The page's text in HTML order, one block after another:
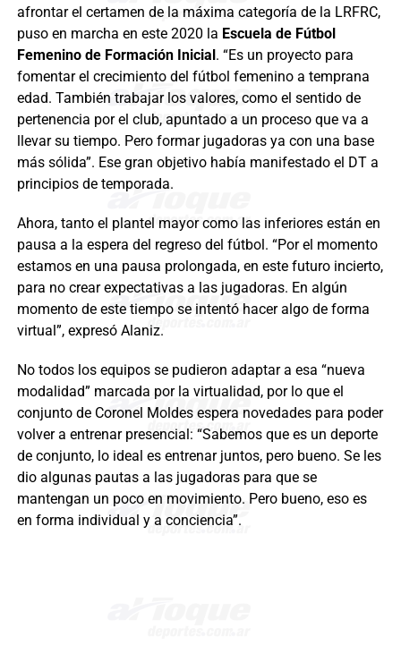
afrontar el certamen de la máxima categoría de la LRFRC,
puso en marcha en este 2020 la Escuela de Fútbol
Femenino de Formación Inicial. “Es un proyecto para
fomentar el crecimiento del fútbol femenino a temprana
edad. También trabajar los valores, como el sentido de
pertenencia por el club, apuntado a un proceso que va a
llevar su tiempo. Pero formar jugadoras ya con una base
más sólida”. Ese gran objetivo había manifestado el DT a
principios de temporada.
Ahora, tanto el plantel mayor como las inferiores están en
pausa a la espera del regreso del fútbol. “Por el momento
estamos en una pausa prolongada, en este futuro incierto,
para no crear expectativas a las jugadoras. En algún
momento de este tiempo se intentó hacer algo de forma
virtual”, expresó Alaniz.
No todos los equipos se pudieron adaptar a esa “nueva
modalidad” marcada por la virtualidad, por lo que el
conjunto de Coronel Moldes espera novedades para poder
volver a entrenar presencial: “Sabemos que es un deporte
de conjunto, lo ideal es entrenar juntos, pero bueno. Se les
dio algunas pautas a las jugadoras para que se
mantengan un poco en movimiento. Pero bueno, eso es
en forma individual y a conciencia”.